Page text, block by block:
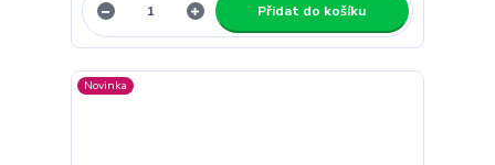
Přidat do košíku
Novinka